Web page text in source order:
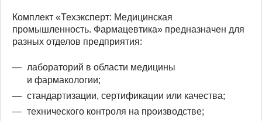
Комплект «Техэксперт: Медицинская
промышленность. Фармацевтика» предназначен для
разных отделов предприятия:
лабораторий в области медицины
и фармакологии;
стандартизации, сертификации или качества;
технического контроля на производстве;